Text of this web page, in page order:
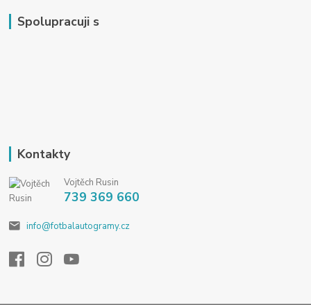
Spolupracuji s
Kontakty
Vojtěch Rusin
739 369 660
info@fotbalautogramy.cz